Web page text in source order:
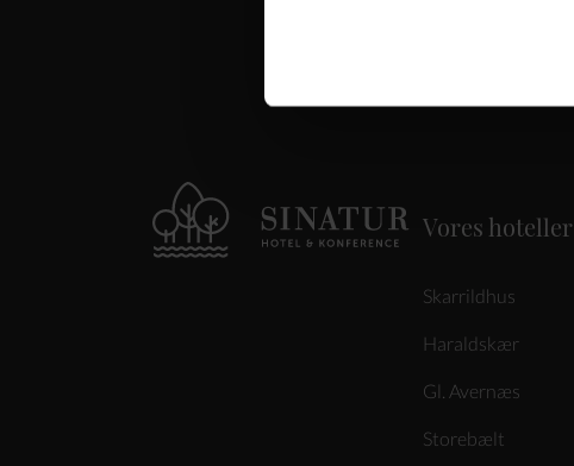
Vores hoteller
Skarrildhus
Haraldskær
Gl. Avernæs
Storebælt